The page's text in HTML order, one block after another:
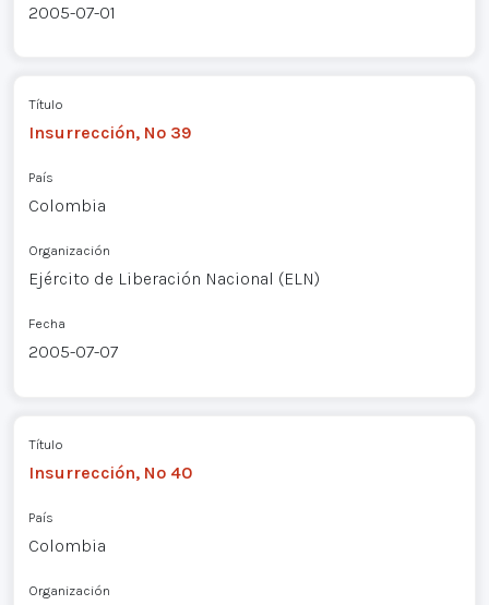
2005-07-01
Título
Insurrección, Nº 39
País
Colombia
Organización
Ejército de Liberación Nacional (ELN)
Fecha
2005-07-07
Título
Insurrección, Nº 40
País
Colombia
Organización